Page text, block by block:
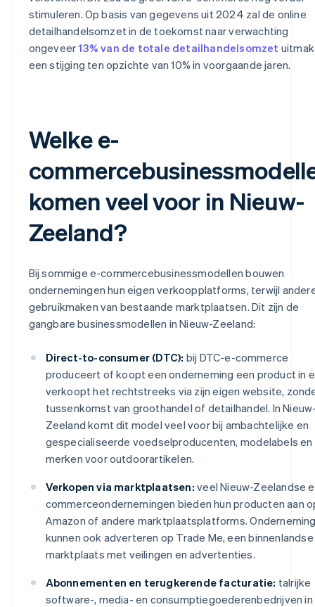
stimuleren. Op basis van gegevens uit 2024 zal de online
detailhandelsomzet in de toekomst naar verwachting
ongeveer13% van de totale detailhandelsomzet
een stijging ten opzichte van 10% in voorgaande jaren.
Welke e-
komen veel voor in Nieuw-
Zeeland?
Bij sommige e-commercebusinessmodellen bouwen
ondernemingen hun eigen verkoopplatforms, terwijl
gebruikmaken van bestaande marktplaatsen. Dit zijn de
gangbare businessmodellen in Nieuw-Zeeland:
Direct-to-consumer (DTC): bij DTC-e-commerce
produceert of koopt een onderneming een product in
verkoopt het rechtstreeks via zijn eigen website,
tussenkomst van groothandel of detailhandel. In
Zeeland komt dit model veel voor bij ambachtelijke en
gespecialiseerde voedselproducenten, modelabels en
merken voor outdoorartikelen.
Verkopen via marktplaatsen: veel Nieuw-Zeelandse
commerceondernemingen bieden hun producten aan
Amazon of andere marktplaatsplatforms.
kunnen ook adverteren op Trade Me, een binnenlandse
marktplaats met veilingen en advertenties.
Abonnementen en terugkerende facturatie: talrijke
software-, media- en consumptiegoederenbedrijven in